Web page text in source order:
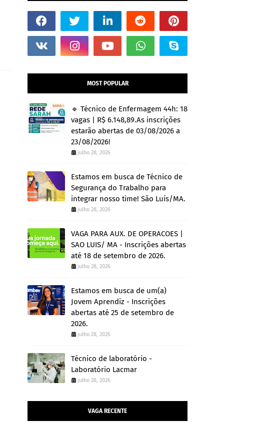
MOST POPULAR
🔹 Técnico de Enfermagem 44h: 18
vagas | R$ 6.148,89.As inscrições
estarão abertas de 03/08/2026 a
23/08/2026!
julho 28, 2026
Estamos em busca de Técnico de
Segurança do Trabalho para
integrar nosso time! São Luís/MA.
julho 28, 2026
VAGA PARA AUX. DE OPERACOES |
SAO LUIS/ MA - Inscrições abertas
até 18 de setembro de 2026.
julho 28, 2026
Estamos em busca de um(a)
Jovem Aprendiz - Inscrições
abertas até 25 de setembro de
2026.
julho 28, 2026
Técnico de laboratório -
Laboratório Lacmar
julho 28, 2026
VAGA RECENTE